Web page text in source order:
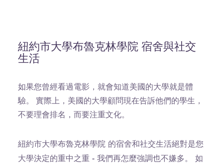
紐約市大學布魯克林學院 宿舍與社交
生活
如果您曾經看過電影，就會知道美國的大學就是體
驗。 實際上，美國的大學顧問現在告訴他們的學生，
不要理會排名，而要注重文化。
紐約市大學布魯克林學院 的宿舍和社交生活絕對是您
大學決定的重中之重 - 我們再怎麼強調也不嫌多。
如